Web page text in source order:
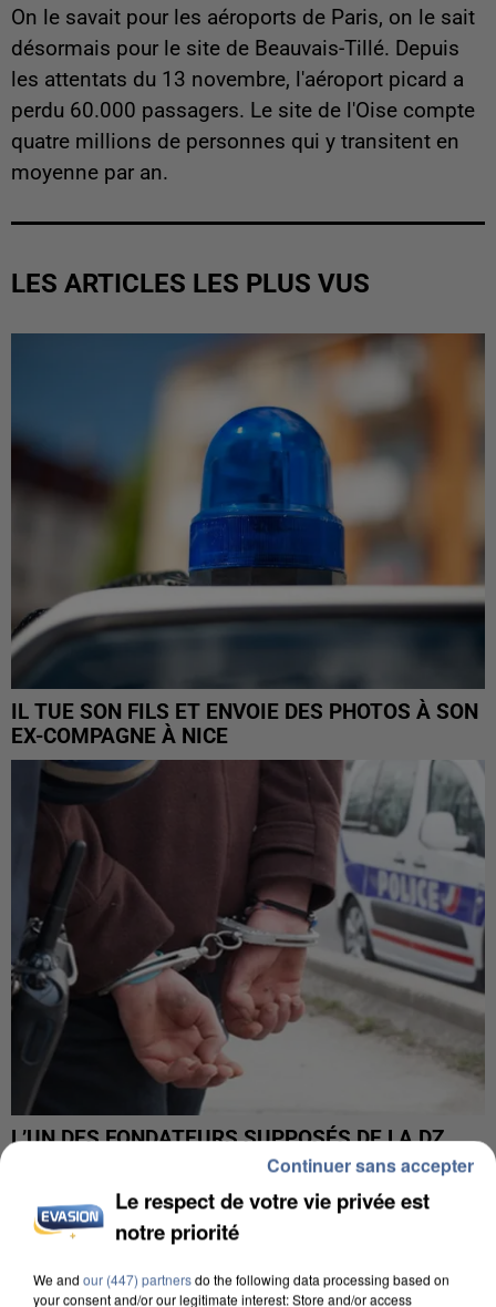
On le savait pour les aéroports de Paris, on le sait
désormais pour le site de Beauvais-Tillé. Depuis
les attentats du 13 novembre, l'aéroport picard a
perdu 60.000 passagers. Le site de l'Oise compte
quatre millions de personnes qui y transitent en
moyenne par an.
LES ARTICLES LES PLUS VUS
IL TUE SON FILS ET ENVOIE DES PHOTOS À SON
EX-COMPAGNE À NICE
L’UN DES FONDATEURS SUPPOSÉS DE LA DZ
MAFIA INTERPELLÉ EN ALGÉRIE
Le respect de votre vie privée est
notre priorité
We and our (447) partnersdo the following data processing based on
your consent and/or our legitimate interest: Store and/or access
Continuer sans accepter